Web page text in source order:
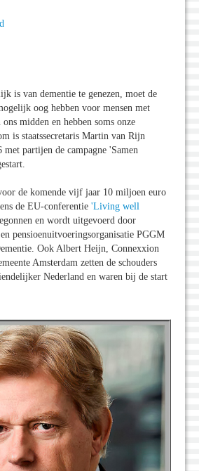
is van dementie te genezen, moet de
oog hebben voor mensen met
midden en hebben soms onze
is staatssecretaris Martin van Rijn
partijen de campagne 'Samen
de komende vijf jaar 10 miljoen euro
de EU-conferentie 'Living well
en wordt uitgevoerd door
pensioenuitvoeringsorganisatie PGGM
Ook Albert Heijn, Connexxion
Amsterdam zetten de schouders
Nederland en waren bij de start